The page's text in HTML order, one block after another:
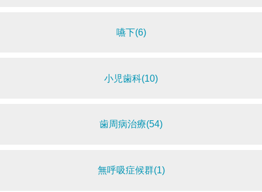
嚥下(6)
小児歯科(10)
歯周病治療(54)
無呼吸症候群(1)